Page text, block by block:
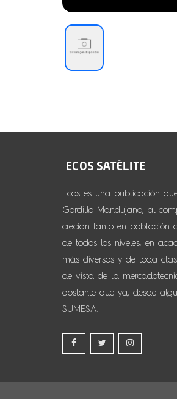
Ecos es una publicación
Gordillo Mandujano, al
crecían tanto en población
de todos los niveles; en
más diversos y de toda
de vista de la
obstante que ya, desde
SUMESA.